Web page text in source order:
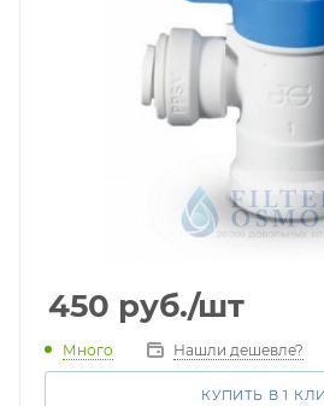
450 руб./шт
Много Нашли дешевле?
КУПИТЬ В 1